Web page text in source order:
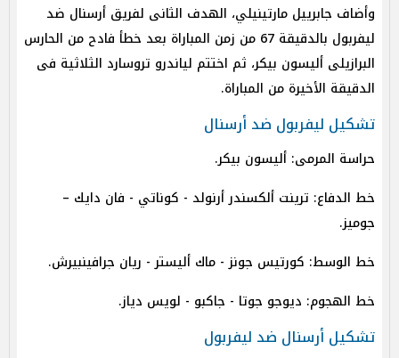
وأضاف جابرييل مارتينيلي، الهدف الثانى لفريق أرسنال ضد
ليفربول بالدقيقة 67 من زمن المباراة بعد خطأ فادح من الحارس
البرازيلى أليسون بيكر، ثم اختتم لياندرو تروسارد الثلاثية فى
الدقيقة الأخيرة من المباراة.
تشكيل ليفربول ضد أرسنال
حراسة المرمى: أليسون بيكر.
خط الدفاع: ترينت ألكسندر أرنولد - كوناتي - فان دايك –
جوميز.
خط الوسط: كورتيس جونز - ماك أليستر - ريان جرافينبيرش.
خط الهجوم: ديوجو جوتا - جاكبو - لويس دياز.
تشكيل أرسنال ضد ليفربول